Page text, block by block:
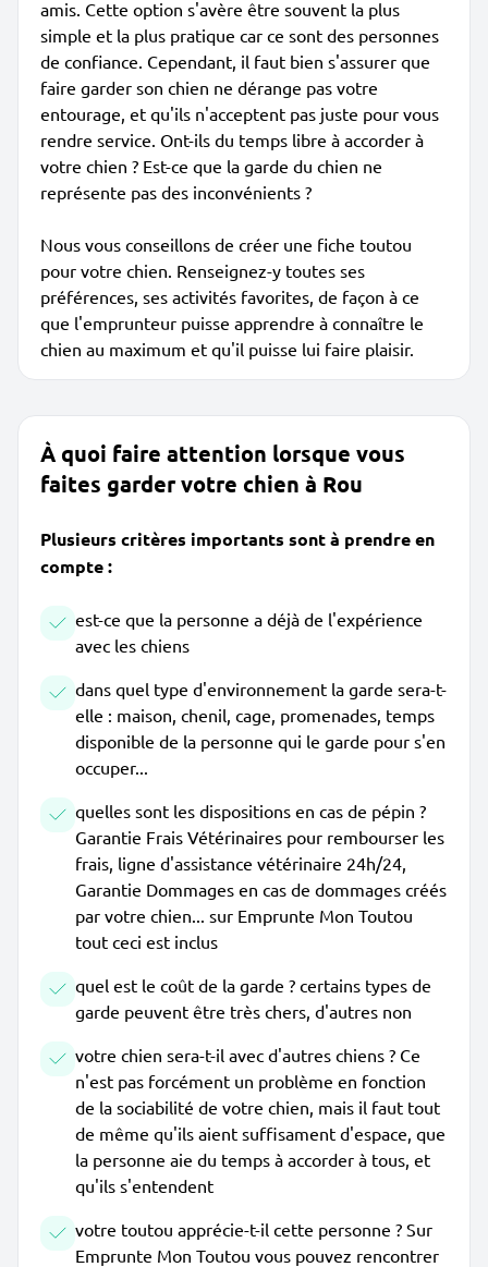
amis. Cette option s'avère être souvent la plus
simple et la plus pratique car ce sont des personnes
de confiance. Cependant, il faut bien s'assurer que
faire garder son chien ne dérange pas votre
entourage, et qu'ils n'acceptent pas juste pour vous
rendre service. Ont-ils du temps libre à accorder à
votre chien ? Est-ce que la garde du chien ne
représente pas des inconvénients ?
Nous vous conseillons de créer une fiche toutou
pour votre chien. Renseignez-y toutes ses
préférences, ses activités favorites, de façon à ce
que l'emprunteur puisse apprendre à connaître le
chien au maximum et qu'il puisse lui faire plaisir.
À quoi faire attention lorsque vous
faites garder votre chien à Rou
Plusieurs critères importants sont à prendre en
compte :
est-ce que la personne a déjà de l'expérience
avec les chiens
dans quel type d'environnement la garde sera-t-
elle : maison, chenil, cage, promenades, temps
disponible de la personne qui le garde pour s'en
occuper...
quelles sont les dispositions en cas de pépin ?
Garantie Frais Vétérinaires pour rembourser les
frais, ligne d'assistance vétérinaire 24h/24,
Garantie Dommages en cas de dommages créés
par votre chien... sur Emprunte Mon Toutou
tout ceci est inclus
quel est le coût de la garde ? certains types de
garde peuvent être très chers, d'autres non
votre chien sera-t-il avec d'autres chiens ? Ce
n'est pas forcément un problème en fonction
de la sociabilité de votre chien, mais il faut tout
de même qu'ils aient suffisament d'espace, que
la personne aie du temps à accorder à tous, et
qu'ils s'entendent
votre toutou apprécie-t-il cette personne ? Sur
Emprunte Mon Toutou vous pouvez rencontrer